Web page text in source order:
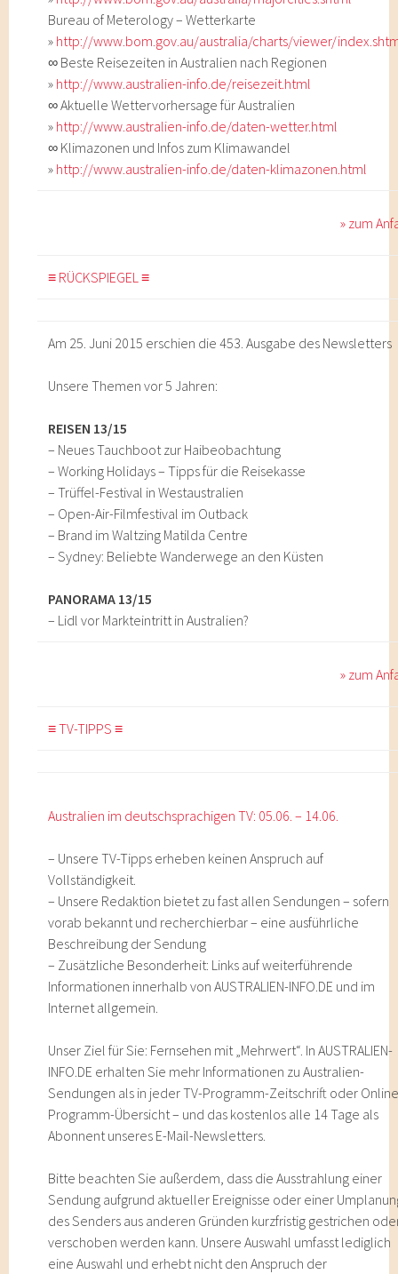
Bureau of Meterology – Wetterkarte
» http://www.bom.gov.au/australia/charts/viewer/
∞ Beste Reisezeiten in Australien nach Regionen
» http://www.australien-info.de/reisezeit.html
∞ Aktuelle Wettervorhersage für Australien
» http://www.australien-info.de/daten-wetter.html
∞ Klimazonen und Infos zum Klimawandel
» http://www.australien-info.de/daten-klimazonen.html
» zum
≡ RÜCKSPIEGEL ≡
Am 25. Juni 2015 erschien die 453. Ausgabe des Newsletters
Unsere Themen vor 5 Jahren:
REISEN 13/15
– Neues Tauchboot zur Haibeobachtung
– Working Holidays – Tipps für die Reisekasse
– Trüffel-Festival in Westaustralien
– Open-Air-Filmfestival im Outback
– Brand im Waltzing Matilda Centre
– Sydney: Beliebte Wanderwege an den Küsten
PANORAMA 13/15
– Lidl vor Markteintritt in Australien?
» zum
≡ TV-TIPPS ≡
Australien im deutschsprachigen TV: 05.06. – 14.06.
– Unsere TV-Tipps erheben keinen Anspruch auf
Vollständigkeit.
– Unsere Redaktion bietet zu fast allen Sendungen – sofern
vorab bekannt und recherchierbar – eine ausführliche
Beschreibung der Sendung
– Zusätzliche Besonderheit: Links auf weiterführende
Informationen innerhalb von AUSTRALIEN-INFO.DE und im
Internet allgemein.
Unser Ziel für Sie: Fernsehen mit „Mehrwert“. In AUSTRALIEN-
INFO.DE erhalten Sie mehr Informationen zu Australien-
Sendungen als in jeder TV-Programm-Zeitschrift oder
Programm-Übersicht – und das kostenlos alle 14 Tage als
Abonnent unseres E-Mail-Newsletters.
Bitte beachten Sie außerdem, dass die Ausstrahlung einer
Sendung aufgrund aktueller Ereignisse oder einer
des Senders aus anderen Gründen kurzfristig gestrichen
verschoben werden kann. Unsere Auswahl umfasst lediglich
eine Auswahl und erhebt nicht den Anspruch der